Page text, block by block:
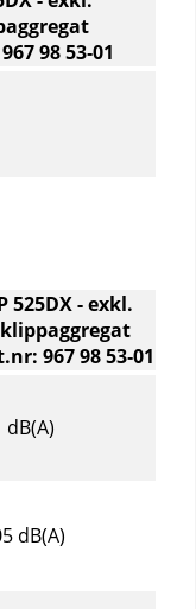
98 53‑01
525DX - exkl.
klippaggregat
967 98 53‑01
dB(A)
dB(A)